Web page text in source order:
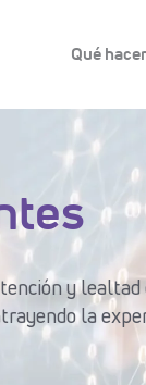
Qué
y
la